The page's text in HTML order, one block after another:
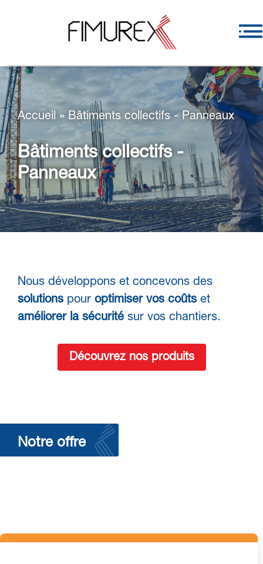
Accueil » Bâtiments collectifs - Panneaux
Bâtiments collectifs -
Panneaux
Nous développons et concevons des
solutionspour optimiser vos coûtset
améliorer la sécurité sur vos chantiers.
Découvrez nos produits
Notre offre